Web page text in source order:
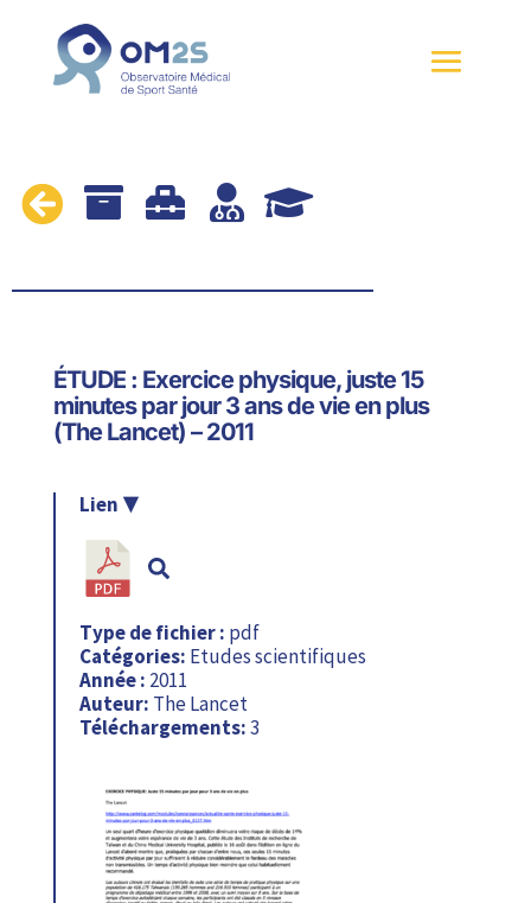
    
ÉTUDE : Exercice physique, juste 15
minutes par jour 3 ans de vie en plus
(The Lancet) – 2011
Type de fichier : pdf
Catégories: Etudes scientifiques
Année : 2011
Auteur: The Lancet
Téléchargements:3